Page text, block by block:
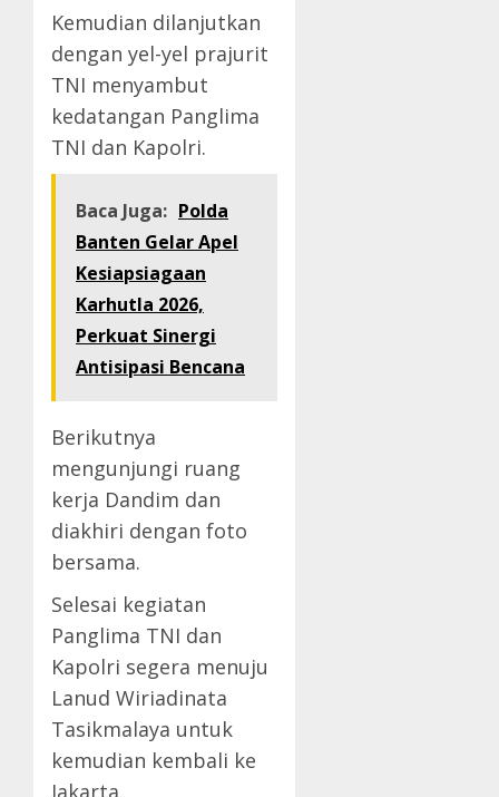
Kemudian dilanjutkan
dengan yel-yel prajurit
TNI menyambut
kedatangan Panglima
TNI dan Kapolri.
Baca Juga: Polda
Banten Gelar Apel
Kesiapsiagaan
Karhutla 2026,
Perkuat Sinergi
Antisipasi Bencana
Berikutnya
mengunjungi ruang
kerja Dandim dan
diakhiri dengan foto
bersama.
Selesai kegiatan
Panglima TNI dan
Kapolri segera menuju
Lanud Wiriadinata
Tasikmalaya untuk
kemudian kembali ke
Jakarta.